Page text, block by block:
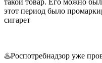
такой товар. Его можно
этот период было
сигарет
♨️Роспотребнадзор уже